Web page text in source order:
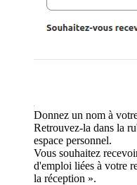
Donnez un nom à
Retrouvez-la dans la
espace personnel.
Vous souhaitez
d'emploi liées à votre
la réception ».